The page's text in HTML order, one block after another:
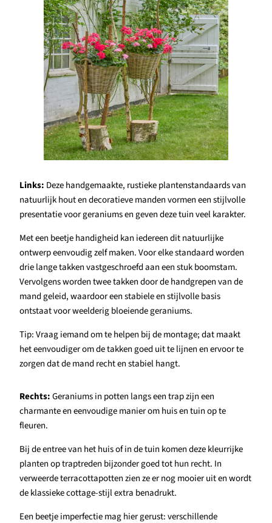
Links: Deze handgemaakte, rustieke plantenstandaards van
natuurlijk hout en decoratieve manden vormen een stijlvolle
presentatie voor geraniums en geven deze tuin veel karakter.
Met een beetje handigheid kan iedereen dit natuurlijke
ontwerp eenvoudig zelf maken. Voor elke standaard worden
drie lange takken vastgeschroefd aan een stuk boomstam.
Vervolgens worden twee takken door de handgrepen van de
mand geleid, waardoor een stabiele en stijlvolle basis
ontstaat voor weelderig bloeiende geraniums.
Tip: Vraag iemand om te helpen bij de montage; dat maakt
het eenvoudiger om de takken goed uit te lijnen en ervoor te
zorgen dat de mand recht en stabiel hangt.
Rechts:Geraniums in potten langs een trap zijn een
charmante en eenvoudige manier om huis en tuin op te
fleuren.
Bij de entree van het huis of in de tuin komen deze kleurrijke
planten op traptreden bijzonder goed tot hun recht. In
verweerde terracottapotten zien ze er nog mooier uit en wordt
de klassieke cottage-stijl extra benadrukt.
Een beetje imperfectie mag hier gerust: verschillende